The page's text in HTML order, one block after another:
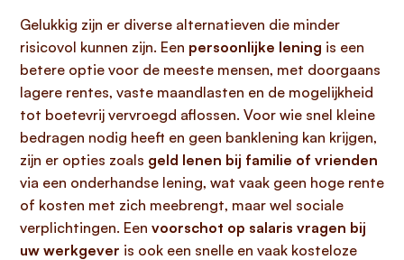
Gelukkig zijn er diverse alternatieven die minder
risicovol kunnen zijn. Een persoonlijke lening is een
betere optie voor de meeste mensen, met doorgaans
lagere rentes, vaste maandlasten en de mogelijkheid
tot boetevrij vervroegd aflossen. Voor wie snel kleine
bedragen nodig heeft en geen banklening kan krijgen,
zijn er opties zoals geld lenen bij familie of vrienden
via een onderhandse lening, wat vaak geen hoge rente
of kosten met zich meebrengt, maar wel sociale
verplichtingen. Een voorschot op salaris vragen bij
uw werkgever is ook een snelle en vaak kosteloze